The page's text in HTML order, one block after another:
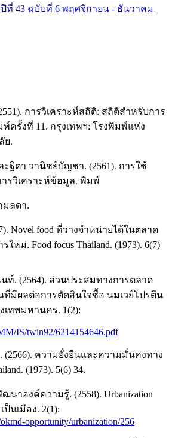
ปีที่ 43 ฉบับที่ 6 พฤศจิกายน - ธันวาคม
การวิเคราะห์สถิติ: สถิติสำหรับการ
ครั้งที่ 11. กรุงเทพฯ: โรงพิมพ์แห่ง
ย.
ฐิตา วานิชย์บัญชา. (2561). การใช้
ารวิเคราะห์ข้อมูล. พิมพ์
มลดา.
Novel food ที่วางจำหน่ายได้ในตลาด
หม่. Food focus Thailand. (1973). 6(7)
. (2564). ส่วนประสมทางการตลาด
มีผลต่อการตัดสินใจซื้อ นมเวย์โปรตีน
เทพมหานคร. 1(2):
IS/twin92/6214154646.pdf
ความยั่งยืนและความมั่นคงทาง
(1973). 5(6) 34.
าองค์ความรู้. (2558). Urbanization
นเมือง. 2(1):
opportunity/urbanization/256